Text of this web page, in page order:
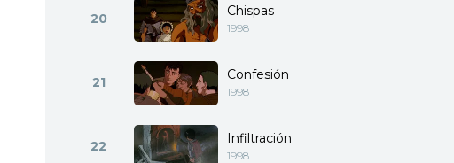
20 Chispas
1998
21 Confesión
1998
22 Infiltración
1998